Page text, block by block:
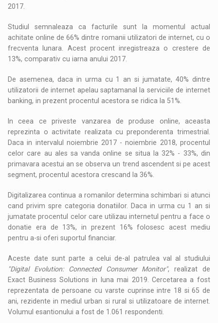
2017.
Studiul semnaleaza ca facturile sunt la momentul actual
achitate online de 66% dintre romanii utilizatori de internet, cu o
frecventa lunara. Acest procent inregistreaza o crestere de
13%, comparativ cu iarna anului 2017.
De asemenea, daca in urma cu 1 an si jumatate, 40% dintre
utilizatorii de internet apelau saptamanal la serviciile de internet
banking, in prezent procentul acestora se ridica la 51%.
In ceea ce priveste vanzarea de produse online, aceasta
reprezinta o activitate realizata cu preponderenta trimestrial.
Daca in intervalul noiembrie 2017 - noiembrie 2018, procentul
celor care au ales sa vanda online se situa la 32% - 33%, din
primavara acestui an se observa un trend ascendent si pe acest
segment, procentul acestora crescand la 36%.
Digitalizarea continua a romanilor determina schimbari si atunci
cand privim spre categoria donatiilor. Daca in urma cu 1 an si
jumatate procentul celor care utilizau internetul pentru a face o
donatie era de 13%, in prezent 16% folosesc acest mediu
pentru a-si oferi suportul financiar.
Aceste date sunt parte a celui de-al patrulea val al studiului
"Digital Evolution: Connected Consumer Monitor", realizat de
Exact Business Solutions in luna mai 2019. Cercetarea a fost
reprezentata de persoane cu varste cuprinse intre 18 si 65 de
ani, rezidente in mediul urban si rural si utilizatoare de internet.
Volumul esantionului a fost de 1.061 respondenti.